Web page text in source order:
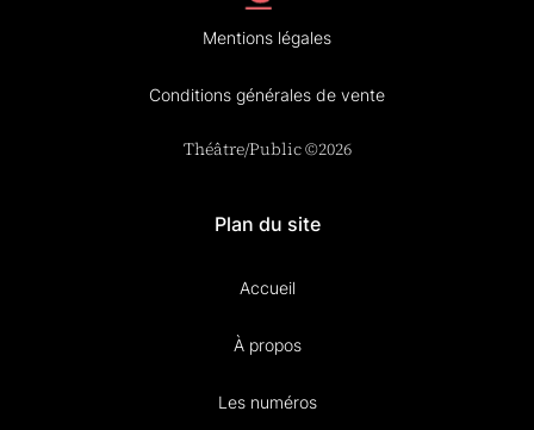
Mentions légales
Conditions générales de vente
Théâtre/Public ©2026
Plan du site
Accueil
À propos
Les numéros